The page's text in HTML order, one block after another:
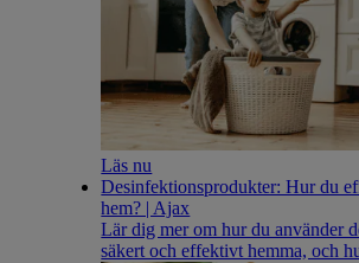
Läs nu
Desinfektionsprodukter: Hur du
hem? | Ajax
Lär dig mer om hur du använder
säkert och effektivt hemma, och